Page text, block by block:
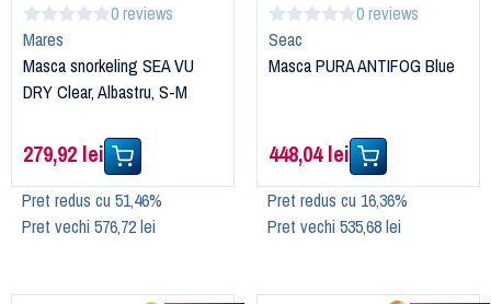
0 reviews
Mares
Masca snorkeling SEA VU
DRY Clear, Albastru, S-M
279,92 lei
Pret redus cu 51,46%
Pret vechi 576,72 lei
0 reviews
Seac
Masca PURA ANTIFOG Blue
448,04 lei
Pret redus cu 16,36%
Pret vechi 535,68 lei